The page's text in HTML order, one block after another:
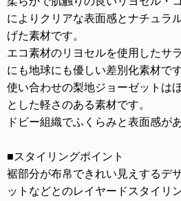
によりクリアな表面感とナチュラ
げた素材です。
エコ素材のリヨセルを使用したサ
にも地球にも優しい差別化素材です
使い合わせの梨地ジョーゼットは
とした軽さのある素材です。
ドビー組織でふくらみと表面感が
■スタイリングポイント
裾部分が布帛できれい見えするデ
ットなどとのレイヤードスタイリ